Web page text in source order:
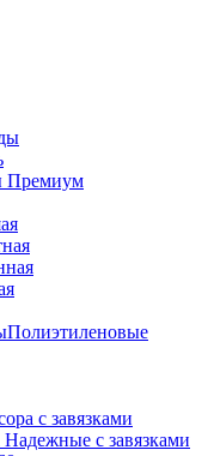
Премиум
Полиэтиленовые
с завязками
с завязками